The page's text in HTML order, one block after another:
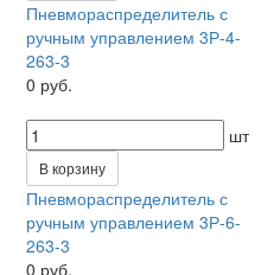
Пневмораспределитель с
ручным управлением 3Р-4-
263-3
0 руб.
шт
В корзину
Пневмораспределитель с
ручным управлением 3Р-6-
263-3
0 руб.